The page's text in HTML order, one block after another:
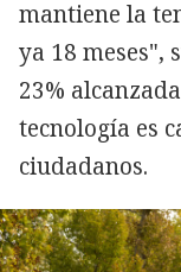
mantiene la
ya 18 meses",
23%
tecnología es
ciudadanos.